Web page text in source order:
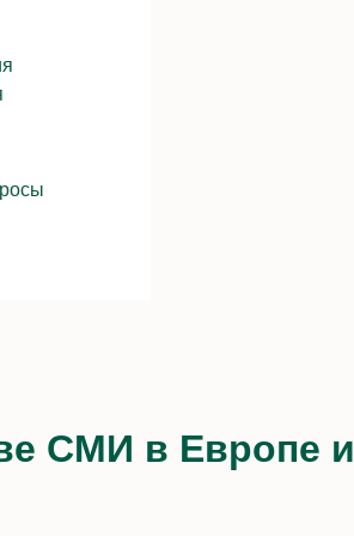
СМИ в Европе и